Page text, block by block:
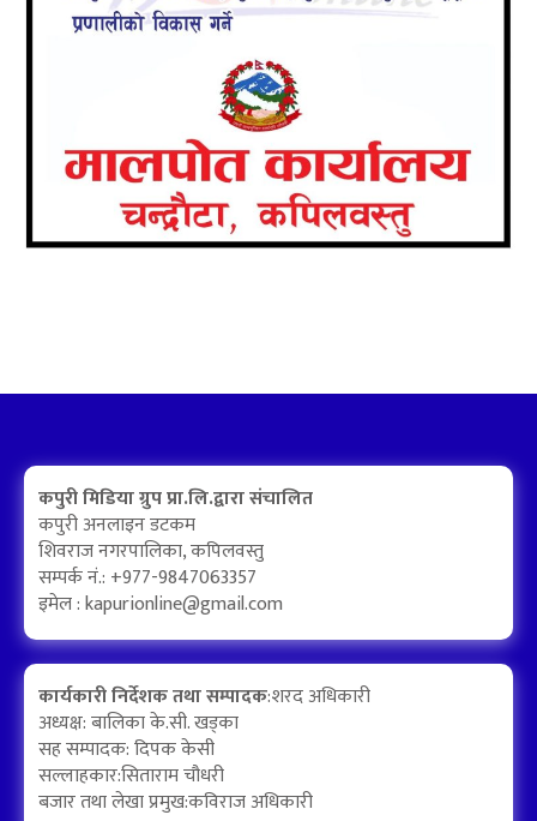
कपुरी मिडिया ग्रुप प्रा.लि.द्वारा संचालित
कपुरी अनलाइन डटकम
शिवराज नगरपालिका, कपिलवस्तु
सम्पर्क नं.: +977-9847063357
इमेल :kapurionline@gmail.com
कार्यकारी निर्देशक तथा सम्पादक:शरद अधिकारी
अध्यक्ष: बालिका के.सी. खड्का
सह सम्पादक: दिपक केसी
सल्लाहकार:सिताराम चौधरी
बजार तथा लेखा प्रमुख:कविराज अधिकारी